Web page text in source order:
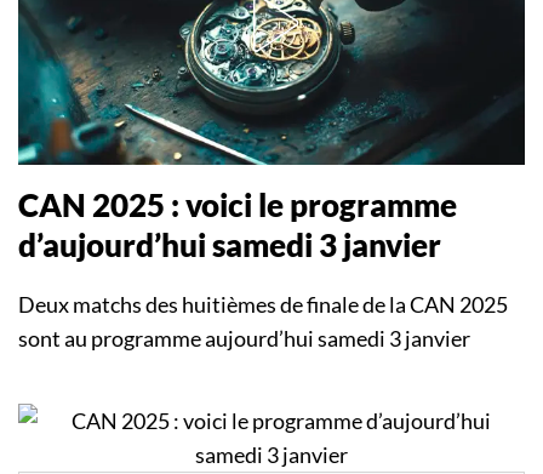
CAN 2025 : voici le programme
d’aujourd’hui samedi 3 janvier
Deux matchs des huitièmes de finale de la CAN 2025
sont au programme aujourd’hui samedi 3 janvier